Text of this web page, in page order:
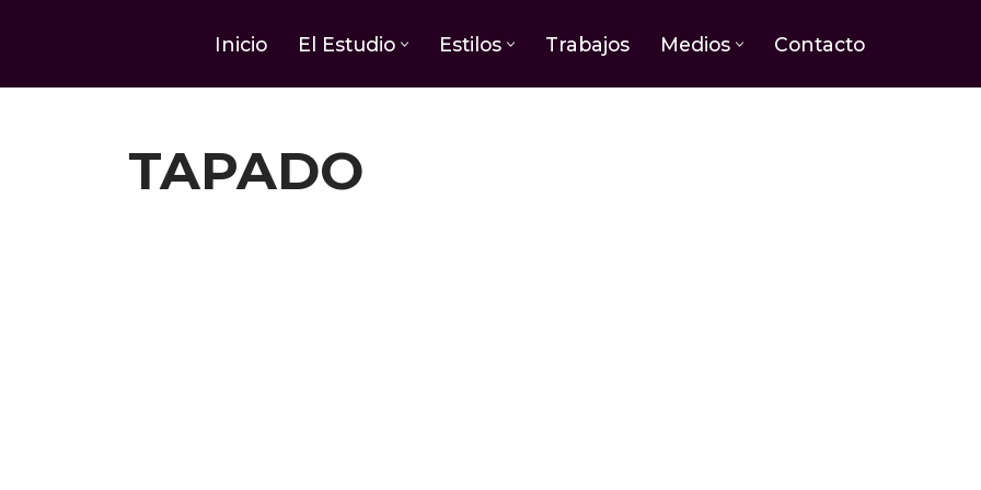
Inicio El Estudio Estilos Trabajos Medios Contacto
TAPADO